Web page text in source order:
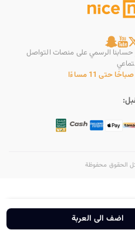
اضف الى العربة
حسابنا الرسمي على منصات التواصل